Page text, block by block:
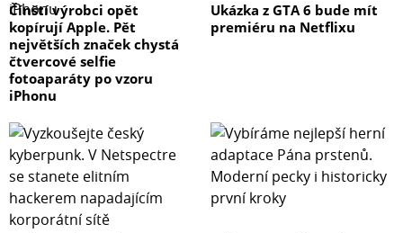
Čínští výrobci opět
kopírují Apple. Pět
největších značek chystá
čtvercové selfie
fotoaparáty po vzoru
iPhonu
Ukázka z GTA 6 bude mít
premiéru na Netflixu